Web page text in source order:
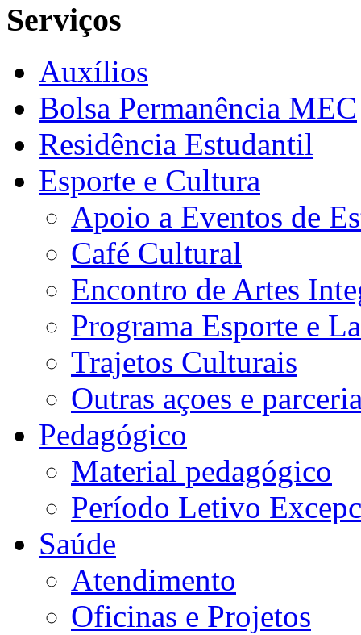
Serviços
Auxílios
Bolsa Permanência MEC
Residência Estudantil
Esporte e Cultura
Apoio a Eventos de
Café Cultural
Encontro de Artes
Programa Esporte e
Trajetos Culturais
Outras açoes e
Pedagógico
Material pedagógico
Período Letivo
Saúde
Atendimento
Oficinas e Projetos